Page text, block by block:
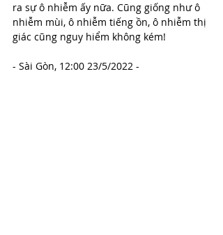
ra sự ô nhiễm ấy nữa. Cũng giống như ô
nhiễm mùi, ô nhiễm tiếng ồn, ô nhiễm thị
giác cũng nguy hiểm không kém!
- Sài Gòn, 12:00 23/5/2022 -